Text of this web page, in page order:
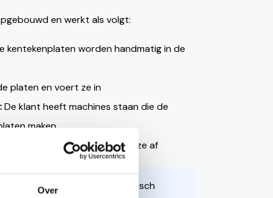
Over
en werkt als volgt:
kentekenplaten worden handmatig in de
platen en voert ze in
De klant heeft machines staan die de
maken
automatisch op en voert ze af
Wij verzorgden het mechanisch